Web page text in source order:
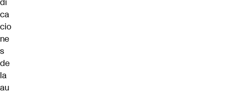
di
ca
cio
ne
s
de
la
au